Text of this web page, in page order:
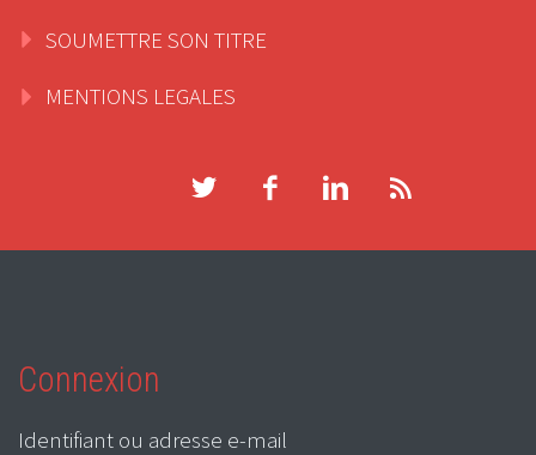
SOUMETTRE SON TITRE
MENTIONS LEGALES
Connexion
Identifiant ou adresse e-mail